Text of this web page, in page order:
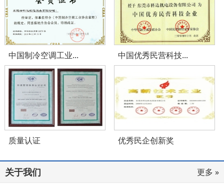
中国制冷空调工业... 中国优秀民营科技...
质量认证 优秀民企创新奖
关于我们
更多 »